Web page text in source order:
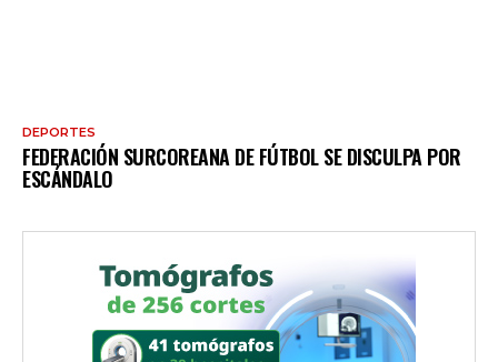
DEPORTES
FEDERACIÓN SURCOREANA DE FÚTBOL SE DISCULPA POR
ESCÁNDALO